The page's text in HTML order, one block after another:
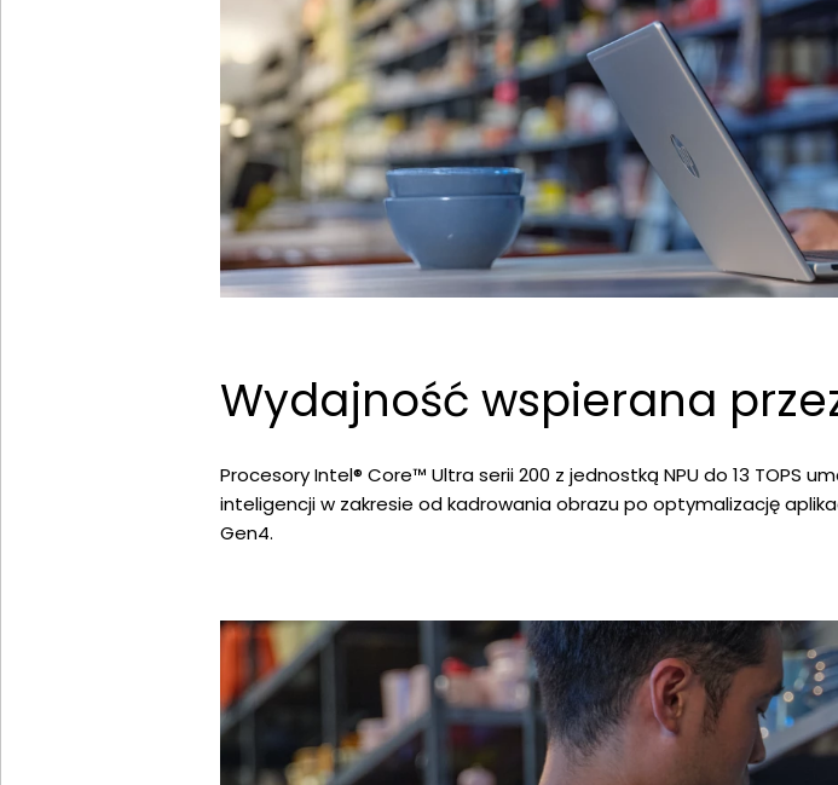
Wydajność wspierana
Procesory Intel® Core™ Ultra serii 200 z jednostką NPU do 13 TOPS
inteligencji w zakresie od kadrowania obrazu po optymalizację
Gen4.